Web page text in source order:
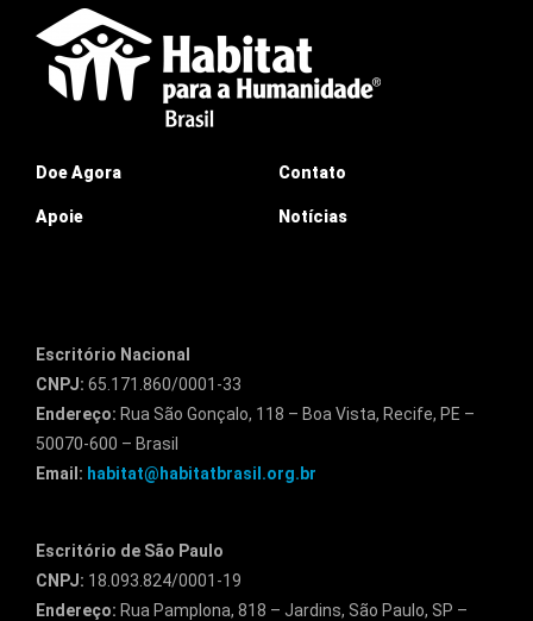
Doe Agora
Apoie
Contato
Notícias
Escritório Nacional
CNPJ: 65.171.860/0001-33
Endereço: Rua São Gonçalo, 118 – Boa Vista, Recife, PE –
50070-600 – Brasil
Email: habitat@habitatbrasil.org.br
Escritório de São Paulo
CNPJ: 18.093.824/0001-19
Endereço: Rua Pamplona, 818 – Jardins, São Paulo, SP –